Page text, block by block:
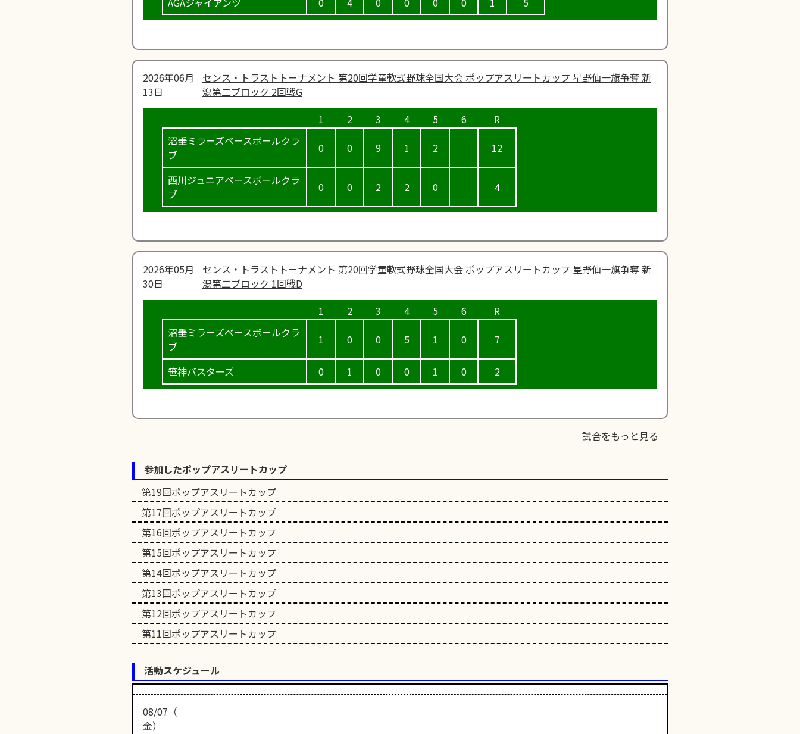
2026年06月
13日
センス・トラストトーナメント 第20回学童軟式野球全国大会 ポップアスリートカップ 星野仙一旗争奪 新
潟第二ブロック 2回戦G
沼垂ミラーズベースボールクラ
ブ
西川ジュニアベースボールクラ
ブ
0
0
0
0
9
2
1
2
2
0
12
4
2026年05月
30日
センス・トラストトーナメント 第20回学童軟式野球全国大会 ポップアスリートカップ 星野仙一旗争奪 新
潟第二ブロック 1回戦D
沼垂ミラーズベースボールクラ
ブ
笹神バスターズ
1
0
0
1
0
0
5
0
1
1
0
0
7
2
試合をもっと見る
参加したポップアスリートカップ
第19回ポップアスリートカップ
第17回ポップアスリートカップ
第16回ポップアスリートカップ
第15回ポップアスリートカップ
第14回ポップアスリートカップ
第13回ポップアスリートカップ
第12回ポップアスリートカップ
第11回ポップアスリートカップ
活動スケジュール
08/07（
金）